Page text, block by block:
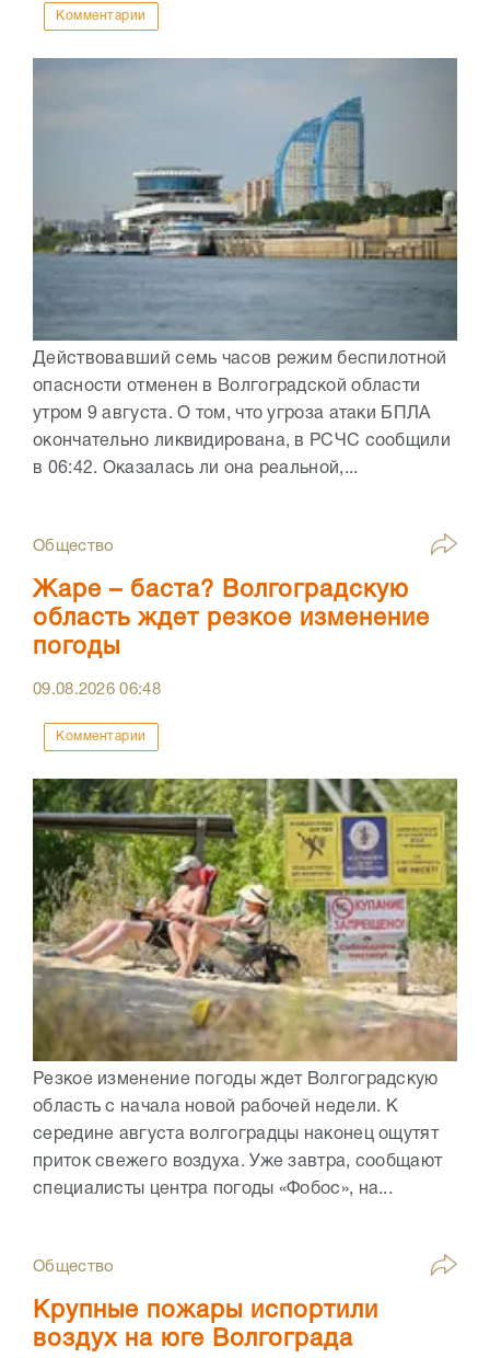
Комментарии
Действовавший семь часов режим беспилотной
опасности отменен в Волгоградской области
утром 9 августа. О том, что угроза атаки БПЛА
окончательно ликвидирована, в РСЧС сообщили
в 06:42. Оказалась ли она реальной,...
Общество
Жаре – баста? Волгоградскую
область ждет резкое изменение
погоды
09.08.202606:48
Комментарии
Резкое изменение погоды ждет Волгоградскую
область с начала новой рабочей недели. К
середине августа волгоградцы наконец ощутят
приток свежего воздуха. Уже завтра, сообщают
специалисты центра погоды «Фобос», на...
Общество
Крупные пожары испортили
воздух на юге Волгограда